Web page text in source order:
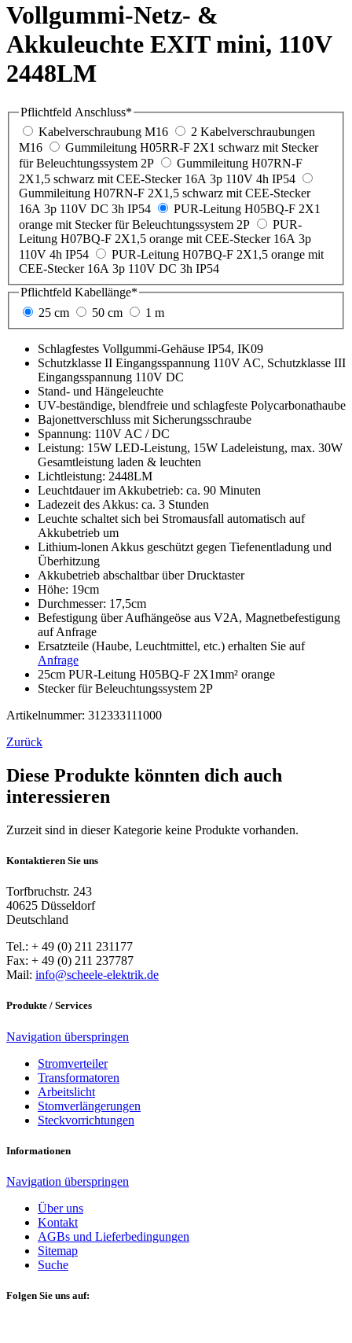
Vollgummi-Netz- &
Akkuleuchte EXIT mini, 110V
2448LM
Pflichtfeld Anschluss*
Kabelverschraubung M16
2 Kabelverschraubungen
M16
Gummileitung H05RR-F 2X1 schwarz mit Stecker
für Beleuchtungssystem 2P
Gummileitung H07RN-F
2X1,5 schwarz mit CEE-Stecker 16A 3p 110V 4h IP54
Gummileitung H07RN-F 2X1,5 schwarz mit CEE-Stecker
16A 3p 110V DC 3h IP54
PUR-Leitung H05BQ-F 2X1
orange mit Stecker für Beleuchtungssystem 2P
PUR-
Leitung H07BQ-F 2X1,5 orange mit CEE-Stecker 16A 3p
110V 4h IP54
PUR-Leitung H07BQ-F 2X1,5 orange mit
CEE-Stecker 16A 3p 110V DC 3h IP54
Pflichtfeld Kabellänge*
25 cm
50 cm 1 m
Schlagfestes Vollgummi-Gehäuse IP54, IK09
Schutzklasse II Eingangsspannung 110V AC, Schutzklasse III
Eingangsspannung 110V DC
Stand- und Hängeleuchte
UV-beständige, blendfreie und schlagfeste Polycarbonathaube
Bajonettverschluss mit Sicherungsschraube
Spannung: 110V AC / DC
Leistung: 15W LED-Leistung, 15W Ladeleistung, max. 30W
Gesamtleistung laden & leuchten
Lichtleistung: 2448LM
Leuchtdauer im Akkubetrieb: ca. 90 Minuten
Ladezeit des Akkus: ca. 3 Stunden
Leuchte schaltet sich bei Stromausfall automatisch auf
Akkubetrieb um
Lithium-lonen Akkus geschützt gegen Tiefenentladung und
Überhitzung
Akkubetrieb abschaltbar über Drucktaster
Höhe: 19cm
Durchmesser: 17,5cm
Befestigung über Aufhängeöse aus V2A, Magnetbefestigung
auf Anfrage
Ersatzteile (Haube, Leuchtmittel, etc.) erhalten Sie auf
Anfrage
25cm PUR-Leitung H05BQ-F 2X1mm² orange
Stecker für Beleuchtungssystem 2P
Artikelnummer: 312333111000
Zurück
Diese Produkte könnten dich auch
interessieren
Zurzeit sind in dieser Kategorie keine Produkte vorhanden.
Kontaktieren Sie uns
Torfbruchstr. 243
40625 Düsseldorf
Deutschland
Tel.: + 49 (0) 211 231177
Fax: + 49 (0) 211 237787
Mail: info@scheele-elektrik.de
Produkte / Services
Navigation überspringen
Stromverteiler
Transformatoren
Arbeitslicht
Stomverlängerungen
Steckvorrichtungen
Informationen
Navigation überspringen
Über uns
Kontakt
AGBs und Lieferbedingungen
Sitemap
Suche
Folgen Sie uns auf: